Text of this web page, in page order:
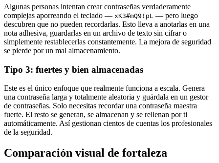
Algunas personas intentan crear contraseñas verdaderamente
complejas aporreando el teclado — xK3#mQ9!pL — pero luego
descubren que no pueden recordarlas. Esto lleva a anotarlas en una
nota adhesiva, guardarlas en un archivo de texto sin cifrar o
simplemente restablecerlas constantemente. La mejora de seguridad
se pierde por un mal almacenamiento.
Tipo 3: fuertes y bien almacenadas
Este es el único enfoque que realmente funciona a escala. Genera
una contraseña larga y totalmente aleatoria y guárdala en un gestor
de contraseñas. Solo necesitas recordar una contraseña maestra
fuerte. El resto se generan, se almacenan y se rellenan por ti
automáticamente. Así gestionan cientos de cuentas los profesionales
de la seguridad.
Comparación visual de fortaleza